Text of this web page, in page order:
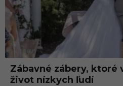
k
i
ľ
u
d
Zábavné zábery, ktoré
život nízkych ľudí